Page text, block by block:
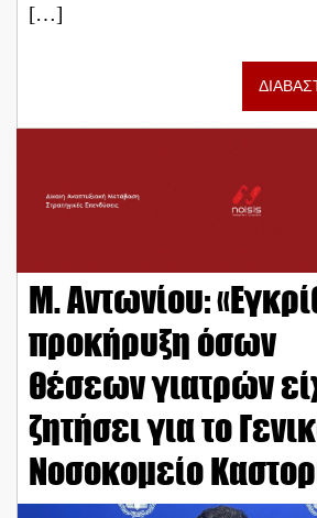
[…]
Μ. Αντωνίου:
προκήρυξη όσων
θέσεων γιατρών
ζητήσει για το
Νοσοκομείο